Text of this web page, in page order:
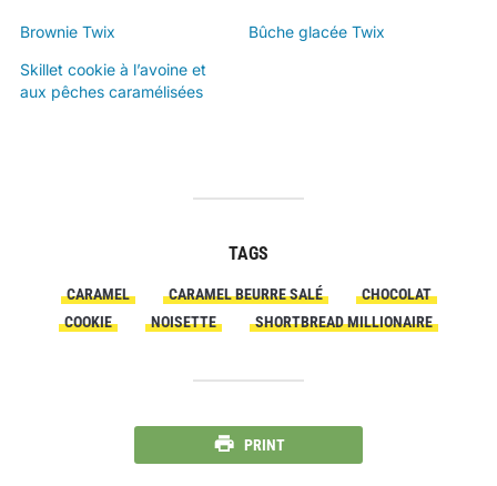
Brownie Twix
Bûche glacée Twix
Skillet cookie à l’avoine et
aux pêches caramélisées
TAGS
CARAMEL CARAMEL BEURRE SALÉ
CHOCOLAT
COOKIE
NOISETTE SHORTBREAD MILLIONAIRE
PRINT